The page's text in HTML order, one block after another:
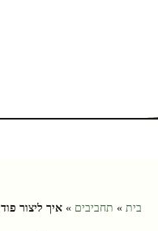
בית » תחביבים » איך ליצור